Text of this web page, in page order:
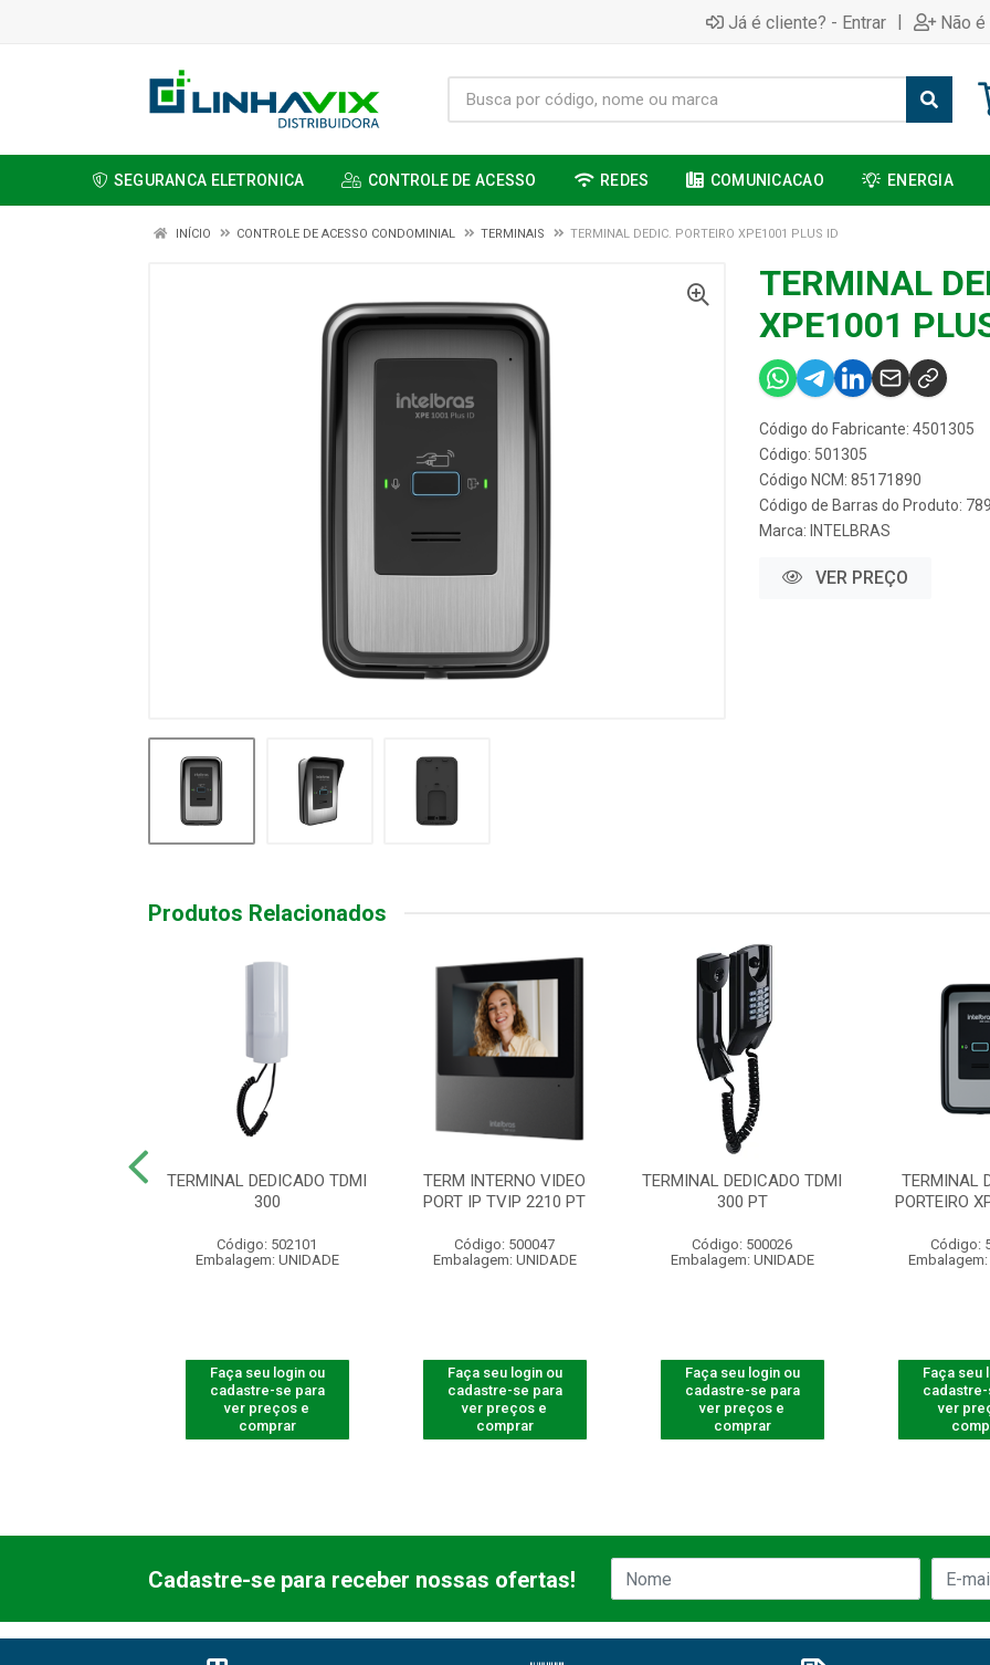
Já é cliente? - Entrar | Não
SEGURANCA ELETRONICA CONTROLE DE ACESSO REDES COMUNICACAO ENERGIA
INÍCIO CONTROLE DE ACESSO CONDOMINIAL TERMINAIS TERMINAL DEDIC. PORTEIRO XPE1001 PLUS ID
TERMINAL
XPE1001
Código do Fabricante: 4501305
Código: 501305
Código NCM: 85171890
Código de Barras do Produto:
Marca: INTELBRAS
VER PREÇO
Produtos Relacionados
TERMINAL DEDICADO TDMI
300
Código: 502101
Embalagem: UNIDADE
Faça seu login ou
cadastre-se para
ver preços e
comprar
TERM INTERNO VIDEO
PORT IP TVIP 2210 PT
Código: 500047
Embalagem: UNIDADE
Faça seu login ou
cadastre-se para
ver preços e
comprar
TERMINAL DEDICADO TDMI
300 PT
Código: 500026
Embalagem: UNIDADE
Faça seu login ou
cadastre-se para
ver preços e
comprar
TERMINAL
PORTEIRO
Código:
Embalagem:
Faça seu
ver
Cadastre-se para receber nossas ofertas!